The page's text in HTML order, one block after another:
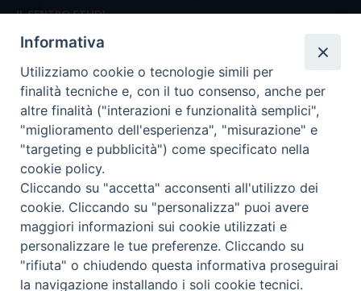
IL CENTRO STUDI
La nostra storia
Statuto
Presidenza e ufficio presidenza
Consiglio scientifico
Coordinamento nazionale
COPYRIGHT Scienza & Vita - C.F96600690588- Tutti i
Informativa
Utilizziamo cookie o tecnologie simili per
finalità tecniche e, con il tuo consenso, anche per
altre finalità ("interazioni e funzionalità semplici",
"miglioramento dell'esperienza", "misurazione" e
"targeting e pubblicità") come specificato nella
cookie policy.
Cliccando su "accetta" acconsenti all'utilizzo dei
cookie. Cliccando su "personalizza" puoi avere
maggiori informazioni sui cookie utilizzati e
personalizzare le tue preferenze. Cliccando su
"rifiuta" o chiudendo questa informativa proseguirai
la navigazione installando i soli cookie tecnici.